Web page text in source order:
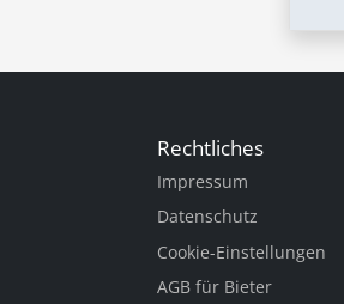
Rechtliches
Impressum
Datenschutz
Cookie-Einstellungen
AGB für Bieter